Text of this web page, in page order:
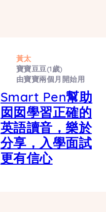
黃太
寶寶豆豆(1歲)
由寶寶兩個月開始用
Smart Pen幫助
囡囡學習正確的
英語讀音，樂於
分享，入學面試
更有信心